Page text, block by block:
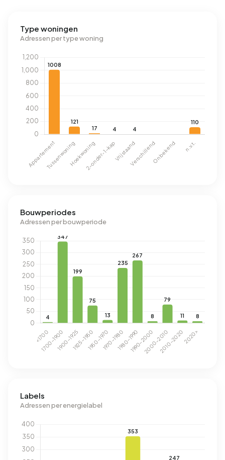
Type woningen
Adressen per type woning
Bouwperiodes
Adressen per bouwperiode
Labels
Adressen per energielabel